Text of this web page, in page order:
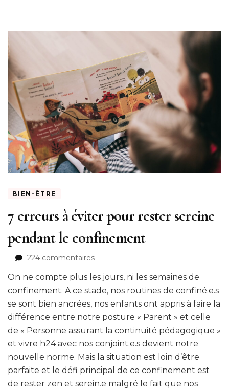
BIEN-ÊTRE
7 erreurs à éviter pour rester sereine
pendant le confinement
224 commentairessur
erreurs
à
éviter
rester
sereine
pendant
le
confinement
On ne compte plus les jours, ni les semaines de
confinement. A ce stade, nos routines de confiné.e.s
se sont bien ancrées, nos enfants ont appris à faire la
différence entre notre posture « Parent » et celle
de « Personne assurant la continuité pédagogique »
et vivre h24 avec nos conjoint.e.s devient notre
nouvelle norme. Mais la situation est loin d’être
parfaite et le défi principal de ce confinement est
de rester zen et serein.e malgré le fait que nos